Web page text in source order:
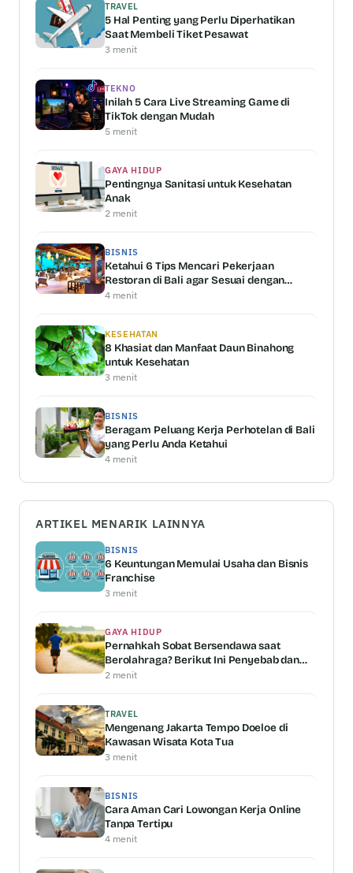
TRAVEL
5 Hal Penting yang Perlu Diperhatikan
Saat Membeli Tiket Pesawat
3 menit
TEKNO
Inilah 5 Cara Live Streaming Game di
TikTok dengan Mudah
5 menit
GAYA HIDUP
Pentingnya Sanitasi untuk Kesehatan
Anak
2 menit
BISNIS
Ketahui 6 Tips Mencari Pekerjaan
Restoran di Bali agar Sesuai dengan
Kemampuan Anda
4 menit
KESEHATAN
8 Khasiat dan Manfaat Daun Binahong
untuk Kesehatan
3 menit
BISNIS
Beragam Peluang Kerja Perhotelan di Bali
yang Perlu Anda Ketahui
4 menit
ARTIKEL MENARIK LAINNYA
BISNIS
6 Keuntungan Memulai Usaha dan Bisnis
Franchise
3 menit
GAYA HIDUP
Pernahkah Sobat Bersendawa saat
Berolahraga? Berikut Ini Penyebab dan
Penjelasannya
2 menit
TRAVEL
Mengenang Jakarta Tempo Doeloe di
Kawasan Wisata Kota Tua
3 menit
BISNIS
Cara Aman Cari Lowongan Kerja Online
Tanpa Tertipu
4 menit